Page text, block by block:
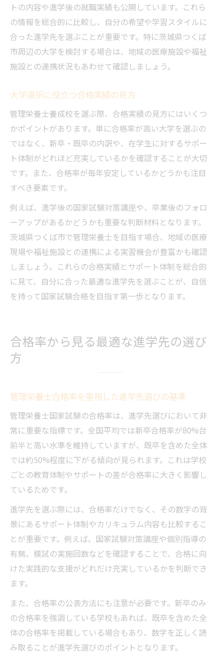
トの内容や進学後の就職実績も公開しています。これら
の情報を総合的に比較し、自分の希望や学習スタイルに
合った進学先を選ぶことが重要です。特に茨城県つくば
市周辺の大学を検討する場合は、地域の医療施設や福祉
施設との連携状況もあわせて確認しましょう。
大学選択に役立つ合格実績の見方
管理栄養士養成校を選ぶ際、合格実績の見方にはいくつ
かポイントがあります。単に合格率が高い大学を選ぶの
ではなく、新卒・既卒の内訳や、在学生に対するサポー
ト体制がどれほど充実しているかを確認することが大切
です。また、合格率が毎年安定しているかどうかも注目
すべき要素です。
例えば、進学後の国家試験対策講座や、卒業後のフォロ
ーアップがあるかどうかも重要な判断材料となります。
茨城県つくば市で管理栄養士を目指す場合、地域の医療
現場や福祉施設との連携による実習機会が豊富かも確認
しましょう。これらの合格実績とサポート体制を総合的
に見て、自分に合った最適な進学先を選ぶことが、自信
を持って国家試験合格を目指す第一歩となります。
合格率から見る最適な進学先の選び
方
管理栄養士合格率を重視した進学先選びの基準
管理栄養士国家試験の合格率は、進学先選びにおいて非
常に重要な指標です。全国平均では新卒合格率が80%台
前半と高い水準を維持していますが、既卒を含めた全体
では約50%程度に下がる傾向が見られます。これは学校
ごとの教育体制やサポートの差が合格率に大きく影響し
ているためです。
進学先を選ぶ際には、合格率だけでなく、その数字の背
景にあるサポート体制やカリキュラム内容も比較するこ
とが重要です。例えば、国家試験対策講座や個別指導の
有無、模試の実施回数などを確認することで、合格に向
けた実践的な支援がどれだけ充実しているかを判断でき
ます。
また、合格率の公表方法にも注意が必要です。新卒のみ
の合格率を強調している学校もあれば、既卒を含めた全
体の合格率を掲載している場合もあり、数字を正しく読
み取ることが進学先選びのポイントとなります。